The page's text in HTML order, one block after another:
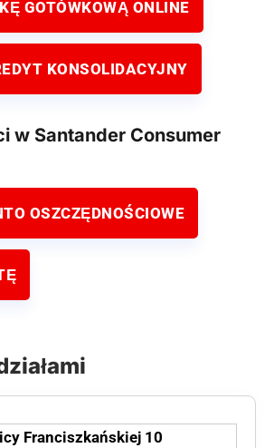
GOTÓWKOWĄ ONLINE
KONSOLIDACYJNY
w Santander Consumer
OSZCZĘDNOŚCIOWE
Franciszkańskiej 10